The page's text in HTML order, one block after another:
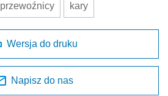
przewoźnicy kary
Wersja do druku
Napisz do nas